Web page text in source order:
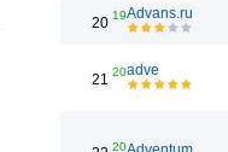
20 19Advans.ru
21 20adve
20